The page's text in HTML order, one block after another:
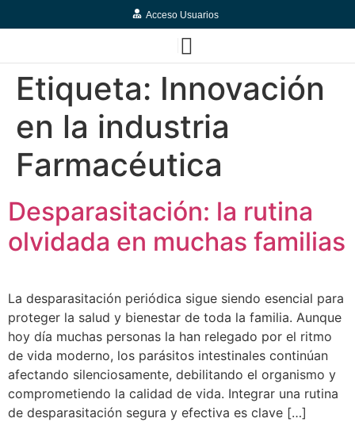
Acceso Usuarios
Etiqueta: Innovación
en la industria
Farmacéutica
Desparasitación: la rutina
olvidada en muchas familias
La desparasitación periódica sigue siendo esencial para
proteger la salud y bienestar de toda la familia. Aunque
hoy día muchas personas la han relegado por el ritmo
de vida moderno, los parásitos intestinales continúan
afectando silenciosamente, debilitando el organismo y
comprometiendo la calidad de vida. Integrar una rutina
de desparasitación segura y efectiva es clave […]